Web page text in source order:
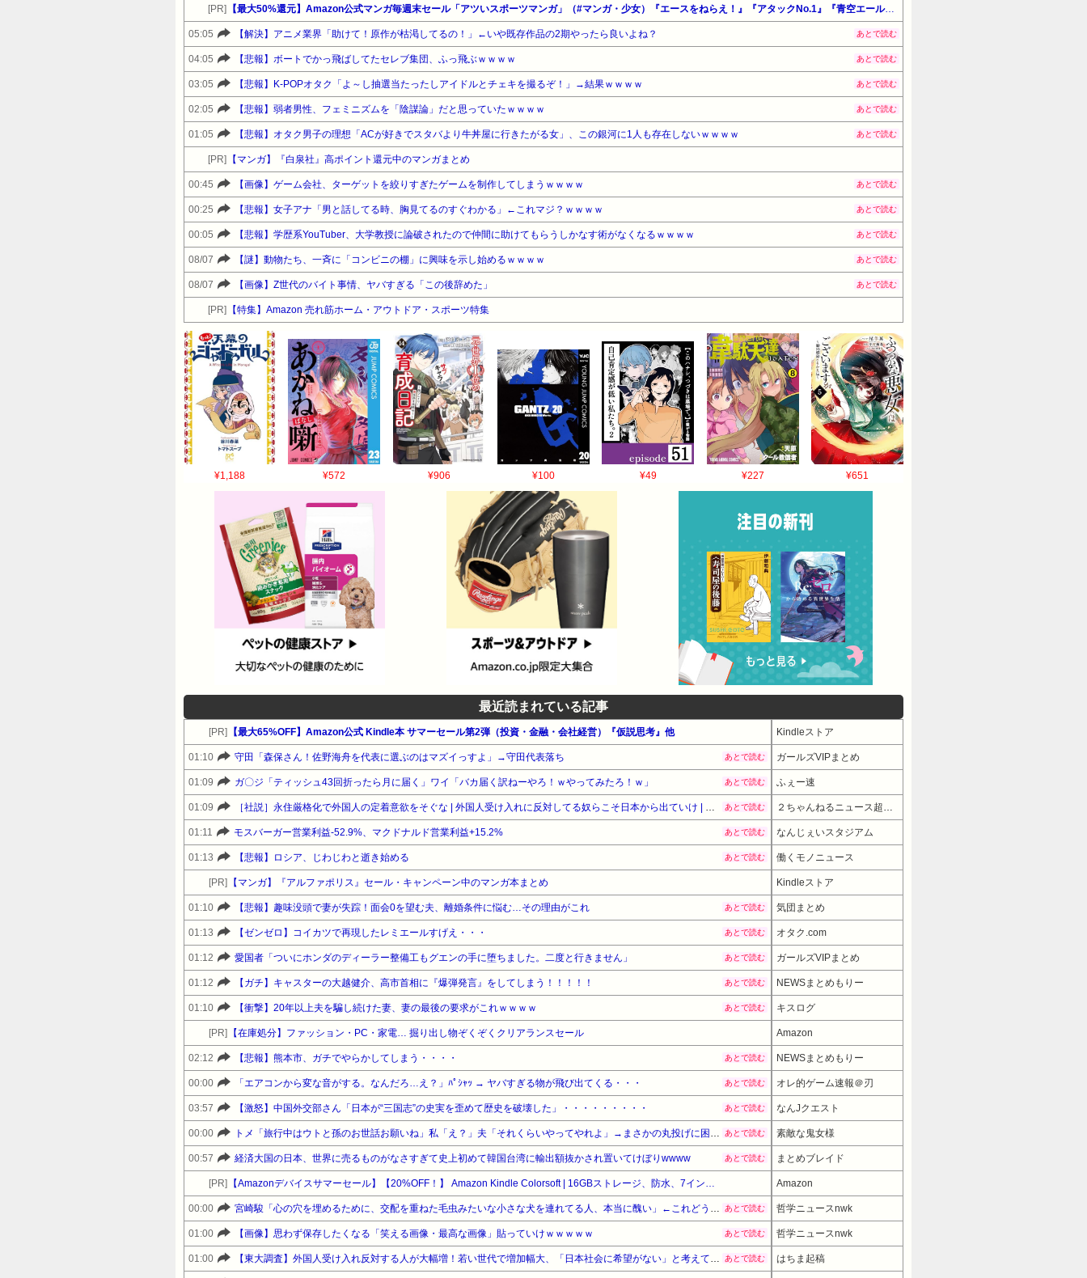
[PR] 【最大50%還元】Amazon公式マンガ毎週末セール「アツいスポーツマンガ」（#マンガ・少女）『エースをねらえ！』『アタックNo.1』『青空エール』他
05:05 【解決】アニメ業界「助けて！原作が枯渇してるの！」←いや既存作品の2期やったら良いよね？ あとで読む
04:05 【悲報】ボートでかっ飛ばしてたセレブ集団、ふっ飛ぶｗｗｗｗ あとで読む
03:05 【悲報】K-POPオタク「よ～し抽選当たったしアイドルとチェキを撮るぞ！」→結果ｗｗｗｗ あとで読む
02:05 【悲報】弱者男性、フェミニズムを「陰謀論」だと思っていたｗｗｗｗ あとで読む
01:05 【悲報】オタク男子の理想「ACが好きでスタバより牛丼屋に行きたがる女」、この銀河に1人も存在しないｗｗｗｗ あとで読む
[PR] 【マンガ】『白泉社』高ポイント還元中のマンガまとめ
00:45 【画像】ゲーム会社、ターゲットを絞りすぎたゲームを制作してしまうｗｗｗｗ あとで読む
00:25 【悲報】女子アナ「男と話してる時、胸見てるのすぐわかる」←これマジ？ｗｗｗｗ あとで読む
00:05 【悲報】学歴系YouTuber、大学教授に論破されたので仲間に助けてもらうしかなす術がなくなるｗｗｗｗ あとで読む
08/07 【謎】動物たち、一斉に「コンビニの棚」に興味を示し始めるｗｗｗｗ あとで読む
08/07 【画像】Z世代のバイト事情、ヤバすぎる「この後辞めた」 あとで読む
[PR] 【特集】Amazon 売れ筋ホーム・アウトドア・スポーツ特集
¥1,188 ¥572 ¥906 ¥100 ¥49 ¥227 ¥651
最近読まれている記事
[PR] 【最大65%OFF】Amazon公式 Kindle本 サマーセール第2弾（投資・金融・会社経営）『仮説思考』他 Kindleストア
01:10 守田「森保さん！佐野海舟を代表に選ぶのはマズイっすよ」→守田代表落ち あとで読む ガールズVIPまとめ
01:09 ガ〇ジ「ティッシュ43回折ったら月に届く」ワイ「バカ届く訳ねーやろ！ｗやってみたろ！ｗ」 あとで読む ふぇー速
01:09 ［社説］永住厳格化で外国人の定着意欲をそぐな | 外国人受け入れに反対してる奴らこそ日本から出ていけ | 重税で国民の労働意欲を削ぐな あとで読む ２ちゃんねるニュース超速まとめ＋
01:11 モスバーガー営業利益-52.9%、マクドナルド営業利益+15.2% あとで読む なんじぇいスタジアム
01:13 【悲報】ロシア、じわじわと逝き始める あとで読む 働くモノニュース
[PR] 【マンガ】『アルファポリス』セール・キャンペーン中のマンガ本まとめ Kindleストア
01:10 【悲報】趣味没頭で妻が失踪！面会0を望む夫、離婚条件に悩む…その理由がこれ あとで読む 気団まとめ
01:13 【ゼンゼロ】コイカツで再現したレミエールすげえ・・・ あとで読む オタク.com
01:12 愛国者「ついにホンダのディーラー整備工もグエンの手に堕ちました。二度と行きません」 あとで読む ガールズVIPまとめ
01:12 【ガチ】キャスターの大越健介、高市首相に『爆弾発言』をしてしまう！！！！！ あとで読む NEWSまとめもりー
01:10 【衝撃】20年以上夫を騙し続けた妻、妻の最後の要求がこれｗｗｗｗ あとで読む キスログ
[PR] 【在庫処分】ファッション・PC・家電… 掘り出し物ぞくぞくクリアランスセール Amazon
02:12 【悲報】熊本市、ガチでやらかしてしまう・・・・ あとで読む NEWSまとめもりー
00:00 「エアコンから変な音がする。なんだろ…え？」ﾊﾟｼｬｯ → ヤバすぎる物が飛び出てくる・・・ あとで読む オレ的ゲーム速報＠刃
03:57 【激怒】中国外交部さん「日本が“三国志”の史実を歪めて歴史を破壊した」・・・・・・・・・ あとで読む なんJクエスト
00:00 トメ「旅行中はウトと孫のお世話お願いね」私「え？」夫「それくらいやってやれよ」→まさかの丸投げに困惑して… あとで読む 素敵な鬼女様
00:57 経済大国の日本、世界に売るものがなさすぎて史上初めて韓国台湾に輸出額抜かされ置いてけぼりwwww あとで読む まとめブレイド
[PR] 【Amazonデバイスサマーセール】【20%OFF！】 Amazon Kindle Colorsoft | 16GBストレージ、防水、7インチカラーディスプレイ、色調調節ライト、最大8週間持続バッテリー、広告無し、ブラック (2025年発売) Amazon
00:00 宮崎駿「心の穴を埋めるために、交配を重ねた毛虫みたいな小さな犬を連れてる人、本当に醜い」←これどう思う？ あとで読む 哲学ニュースnwk
01:00 【画像】思わず保存したくなる「笑える画像・最高な画像」貼っていけｗｗｗｗｗ あとで読む 哲学ニュースnwk
01:00 【東大調査】外国人受け入れ反対する人が大幅増！若い世代で増加幅大、「日本社会に希望がない」と考えている人も反対 あとで読む はちま起稿